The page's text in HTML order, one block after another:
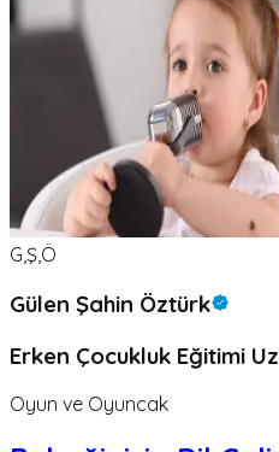
G,Ş,Ö
Gülen Şahin Öztürk
Erken Çocukluk Eğitimi
Oyun ve Oyuncak